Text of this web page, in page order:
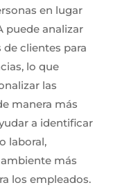
en lugar
puede analizar
clientes para
lo que
las
manera más
a identificar
laboral,
más
los empleados.